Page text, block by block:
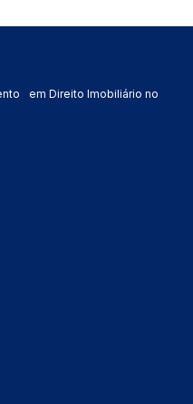
em Direito Imobiliário no